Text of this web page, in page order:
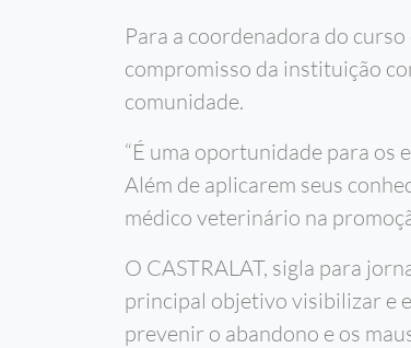
Para a coordenadora do
compromisso da instituição
comunidade.
“É uma oportunidade para
Além de aplicarem seus
médico veterinário na
O CASTRALAT, sigla para
principal objetivo visibilizar e
prevenir o abandono e os